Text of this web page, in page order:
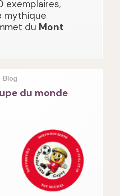
exemplaires,
mythique
du Mont
Blog
du monde